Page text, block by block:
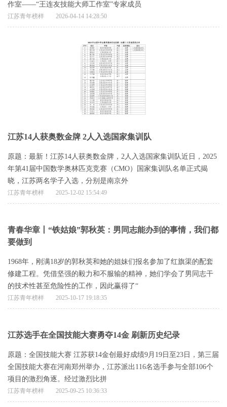
作室——“王连友技能大师工作室”专家成员
江苏青年榜样 2026-04-14 14:28:50
江苏14人获奥数金牌 2人入选国家集训队
原题：最新！江苏14人获奥数金牌，2人入选国家集训队近日，2025
年第41届中国数学奥林匹克竞赛（CMO）国家集训队名单正式揭
晓，江苏两名学子入选，分别是南京外
江苏青年榜样 2025-12-02 15:54:49
青春华章丨“铁姑娘”郭秋英：男同志能办到的事情，我们都
要做到
1968年，刚满18岁的郭秋英和她的姐妹们报名参加了红旗渠的配套
修建工程。凭借坚强的毅力和不服输的精神，她们学会了男同志干
的技术性甚至危险性的工作，因此赢得了“
江苏青年榜样 2025-10-17 19:18:35
江苏选手在全国技能大赛勇夺14金 刷新历史纪录
原题：全国技能大赛 江苏获14金创最好成绩9月19日至23日，第三届
全国技能大赛在河南郑州举办，江苏派出116名选手参与全部106个
项目的激烈角逐。经过激烈比拼
江苏青年榜样 2025-09-25 10:36:33